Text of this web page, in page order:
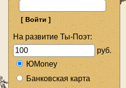
На развитие Ты-Поэт:
руб.
ЮMoney
Банковская карта